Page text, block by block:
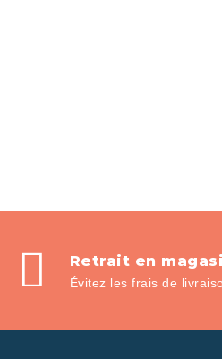
Retrait en
Évitez les frais de